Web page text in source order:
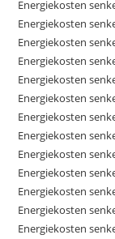
Energiekosten
Energiekosten
Energiekosten
Energiekosten
Energiekosten
Energiekosten
Energiekosten
Energiekosten
Energiekosten
Energiekosten
Energiekosten
Energiekosten
Energiekosten